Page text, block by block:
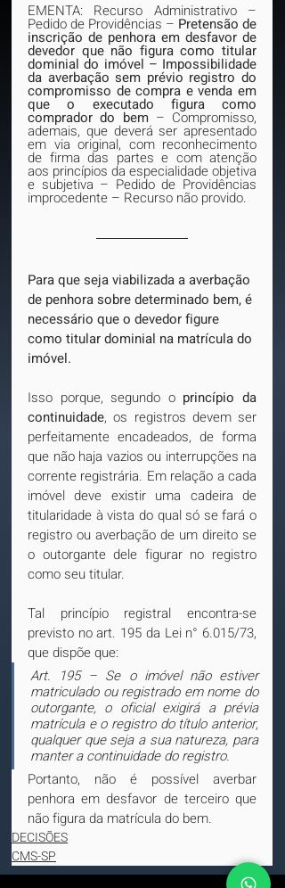
EMENTA: Recurso Administrativo –
Pedido de Providências – Pretensão de
inscrição de penhora em desfavor de
devedor que não figura como titular
dominial do imóvel – Impossibilidade
da averbação sem prévio registro do
compromisso de compra e venda em
que o executado figura como
comprador do bem – Compromisso,
ademais, que deverá ser apresentado
em via original, com reconhecimento
de firma das partes e com atenção
aos princípios da especialidade objetiva
e subjetiva – Pedido de Providências
improcedente – Recurso não provido.
Para que seja viabilizada a averbação
de penhora sobre determinado bem, é
necessário que o devedor figure
como titular dominial na matrícula do
imóvel.
Isso porque, segundo o princípio da
continuidade, os registros devem ser
perfeitamente encadeados, de forma
que não haja vazios ou interrupções na
corrente registrária. Em relação a cada
imóvel deve existir uma cadeira de
titularidade à vista do qual só se fará o
registro ou averbação de um direito se
o outorgante dele figurar no registro
como seu titular.
Tal princípio registral encontra-se
previsto no art. 195 da Lei n° 6.015/73,
que dispõe que:
Art. 195 – Se o imóvel não estiver
matriculado ou registrado em nome do
outorgante, o oficial exigirá a prévia
matrícula e o registro do título anterior,
qualquer que seja a sua natureza, para
manter a continuidade do registro.
Portanto, não é possível averbar
penhora em desfavor de terceiro que
não figura da matrícula do bem.
DECISÕES
CMS-SP